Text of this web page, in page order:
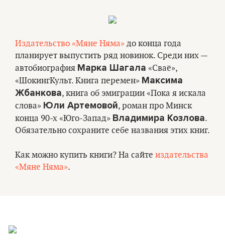
Издательство «Мяне Няма» до конца года
планирует выпустить ряд новинок. Среди них —
автобиография Марка Шагала «Сваё»,
«ШокингКульт. Книга перемен» Максима
Жбанкова, книга об эмиграции «Пока я искала
слова» Юли Артемовой, роман про Минск
конца 90-х «Юго-Запад» Владимира Козлова.
Обязательно сохраните себе названия этих книг.
Как можно купить книги? На сайте издательства
«Мяне Няма».